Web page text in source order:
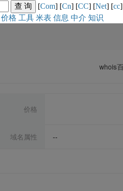
[Com] [Cn] [CC] [Net] [cc]
价格 工具 米表 信息 中介 知识